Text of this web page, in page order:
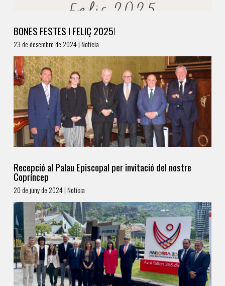
BONES FESTES I FELIÇ 2025!
23 de desembre de 2024 | Notícia
Recepció al Palau Episcopal per invitació del nostre
Copríncep
20 de juny de 2024 | Notícia